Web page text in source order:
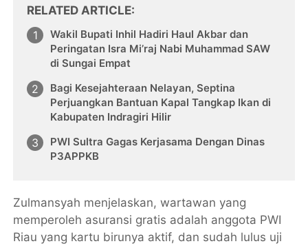
RELATED ARTICLE
Wakil Bupati Inhil Hadiri Haul Akbar dan
Peringatan Isra Mi’raj Nabi Muhammad SAW
di Sungai Empat
Bagi Kesejahteraan Nelayan, Septina
Perjuangkan Bantuan Kapal Tangkap Ikan di
Kabupaten Indragiri Hilir
PWI Sultra Gagas Kerjasama Dengan Dinas
P3APPKB
Zulmansyah menjelaskan, wartawan yang
memperoleh asuransi gratis adalah anggota PWI
Riau yang kartu birunya aktif, dan sudah lulus uji